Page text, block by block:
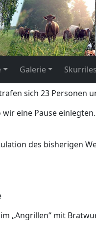
Galerie Skurriles
sich 23 Personen
eine Pause
des bisherigen
„Angrillen“ mit